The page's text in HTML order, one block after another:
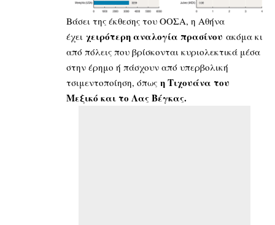
Βάσει της έκθεσης του ΟΟΣΑ, η Αθήνα
έχει χειρότερη αναλογία πρασίνου ακόμα κι
από πόλεις που βρίσκονται κυριολεκτικά μέσα
στην έρημο ή πάσχουν από υπερβολική
τσιμεντοποίηση, όπως η Τιχουάνα του
Μεξικό και το Λας Βέγκας.